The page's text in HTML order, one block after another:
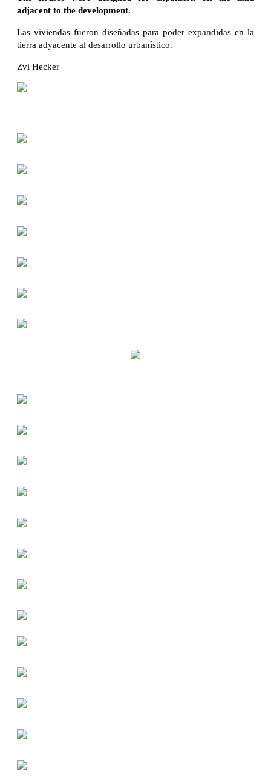
adjacent to the development.
Las viviendas fueron diseñadas para poder expandidas en la
tierra adyacente al desarrollo urbanístico.
Zvi Hecker